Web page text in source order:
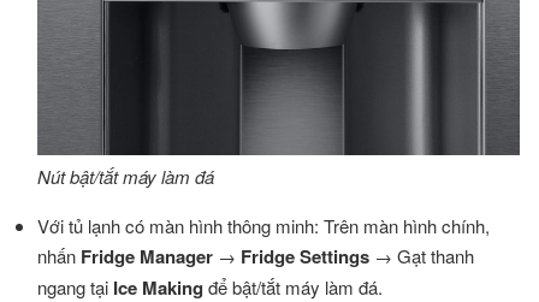
Nút bật/tắt máy làm đá
Với tủ lạnh có màn hình thông minh: Trên màn hình chính,
nhấn Fridge Manager → Fridge Settings → Gạt thanh
ngang tại Ice Making để bật/tắt máy làm đá.